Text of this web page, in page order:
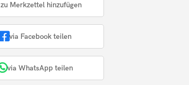
zu Merkzettel hinzufügen
via Facebook teilen
via WhatsApp teilen